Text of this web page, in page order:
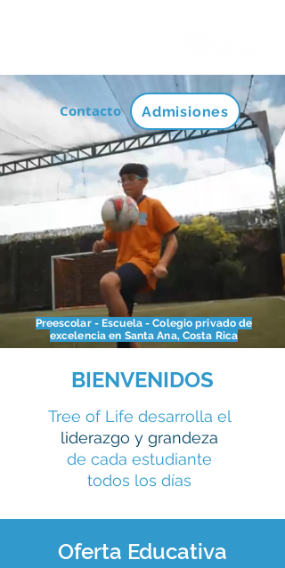
Contacto Admisiones
Preescolar - Escuela - Colegio privado de
excelencia en Santa Ana, Costa Rica
BIENVENIDOS
Tree of Life desarrolla el
liderazgo y grandeza
de cada estudiante
todos los días
Oferta Educativa